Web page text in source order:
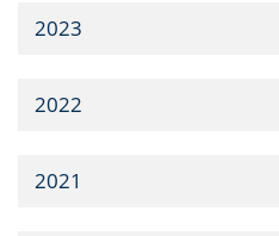
2023
2022
2021